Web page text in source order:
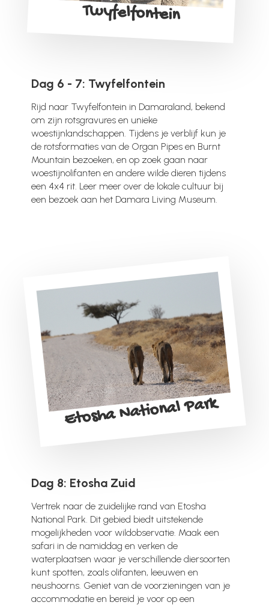
Twyfelfontein
Dag 6 - 7: Twyfelfontein
Rijd naar Twyfelfontein in Damaraland, bekend
om zijn rotsgravures en unieke
woestijnlandschappen. Tijdens je verblijf kun je
de rotsformaties van de Organ Pipes en Burnt
Mountain bezoeken, en op zoek gaan naar
woestijnolifanten en andere wilde dieren tijdens
een 4x4 rit. Leer meer over de lokale cultuur bij
een bezoek aan het Damara Living Museum.
Etosha National Park
Dag 8: Etosha Zuid
Vertrek naar de zuidelijke rand van Etosha
National Park. Dit gebied biedt uitstekende
mogelijkheden voor wildobservatie. Maak een
safari in de namiddag en verken de
waterplaatsen waar je verschillende diersoorten
kunt spotten, zoals olifanten, leeuwen en
neushoorns. Geniet van de voorzieningen van je
accommodatie en bereid je voor op een